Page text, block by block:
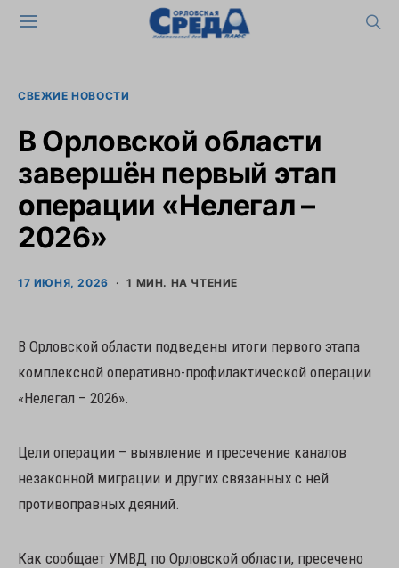
СВЕЖИЕ НОВОСТИ
В Орловской области
завершён первый этап
операции «Нелегал –
2026»
17 ИЮНЯ, 2026 1 МИН. НА ЧТЕНИЕ
В Орловской области подведены итоги первого этапа
комплексной оперативно-профилактической операции
«Нелегал – 2026».
Цели операции – выявление и пресечение каналов
незаконной миграции и других связанных с ней
противоправных деяний.
Как сообщает УМВД по Орловской области, пресечено